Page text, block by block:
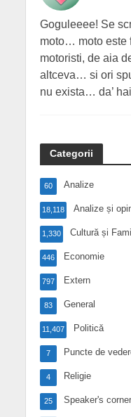
Goguleeee! Se
moto… moto este
motoristi, de aia
altceva… si ori
nu exista… da’
Categorii
Analize
60
Analize și
18,118
Cultură și
1,330
Economie
446
Extern
797
General
83
Politică
11,407
Puncte de
7
Religie
4
Speaker's corner
25